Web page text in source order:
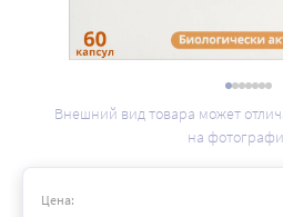
Внешний вид товара может
на
Цена: